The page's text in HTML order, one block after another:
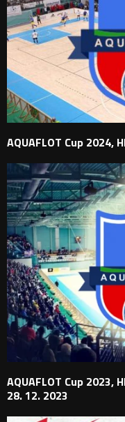
AQUAFLOT Cup 2024,
AQUAFLOT Cup 2023,
28. 12. 2023